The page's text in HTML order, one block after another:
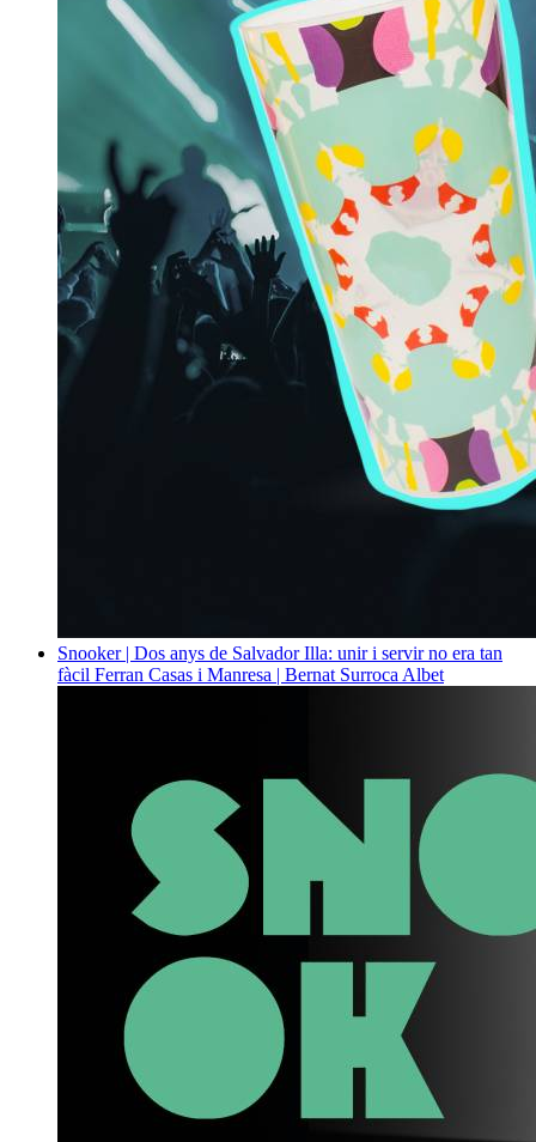
Snooker | Dos anys de Salvador Illa: unir i servir no era tan
fàcil Ferran Casas i Manresa | Bernat Surroca Albet